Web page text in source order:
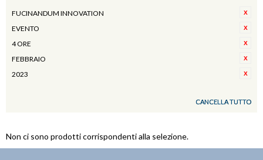
FUCINANDUM INNOVATION
EVENTO
4 ORE
FEBBRAIO
2023
CANCELLA TUTTO
Non ci sono prodotti corrispondenti alla selezione.